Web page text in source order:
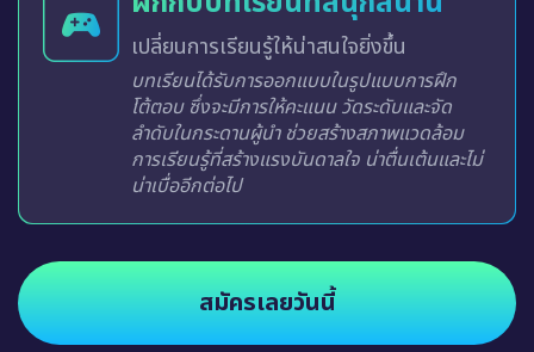
เปลี่ยนการเรียนรู้ให้น่าสนใจยิ่งขึ้น
บทเรียนได้รับการออกแบบในรูปแบบการฝึก
โต้ตอบ ซึ่งจะมีการให้คะแนน วัดระดับและจัด
ลำดับในกระดานผู้นำ ช่วยสร้างสภาพแวดล้อม
การเรียนรู้ที่สร้างแรงบันดาลใจ น่าตื่นเต้นและไม่
น่าเบื่ออีกต่อไป
สมัครเลยวันนี้